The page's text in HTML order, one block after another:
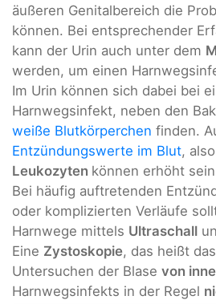
äußeren Genitalbereich die
können. Bei entsprechender
kann der Urin auch unter dem
werden, um einen
Im Urin können sich dabei bei
Harnwegsinfekt, neben den
weiße Blutkörperchen finden.
Entzündungswerte im Blut,
Leukozyten können erhöht
Bei häufig auftretenden
oder komplizierten Verläufe
Harnwege mittels Ultraschall
Eine Zystoskopie, das heißt
Untersuchen der Blase von
Harnwegsinfekts in der Regel